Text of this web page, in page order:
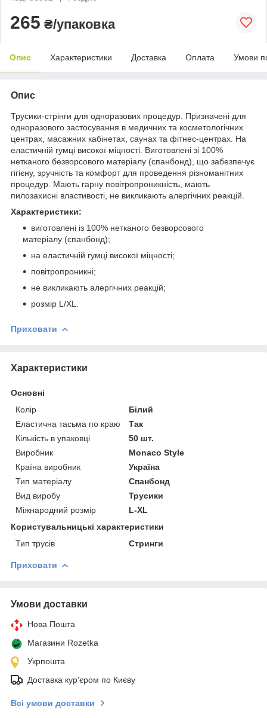
265 ₴/упаковка
Опис Характеристики Доставка Оплата Умови
Опис
Трусики-стрінги для одноразових процедур. Призначені для
одноразового застосування в медичних та косметологічних
центрах, масажних кабінетах, саунах та фітнес-центрах. На
еластичній гумці високої міцності. Виготовлені зі 100%
нетканого безворсового матеріалу (спанбонд), що забезпечує
гігієну, зручність та комфорт для проведення різноманітних
процедур. Мають гарну повітропроникність, мають
пилозахисні властивості, не викликають алергічних реакцій.
Характеристики:
виготовлені із 100% нетканого безворсового
матеріалу (спанбонд);
на еластичній гумці високої міцності;
повітропроникні;
не викликають алергічних реакцій;
розмір L/XL.
Приховати
Характеристики
Основні
Колір
Білий
Еластична тасьма по краю
Так
Кількість в упаковці
50 шт.
Виробник
Monaco Style
Країна виробник
Україна
Тип матеріалу
Спанбонд
Вид виробу
Трусики
Міжнародний розмір
L-XL
Користувальницькі характеристики
Тип трусів
Стринги
Приховати
Умови доставки
Нова Пошта
Магазини Rozetka
Укрпошта
Доставка кур'єром по Києву
Всі умови доставки